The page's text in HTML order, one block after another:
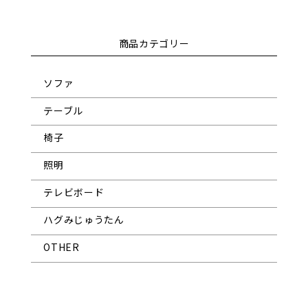
商品カテゴリー
ソファ
テーブル
椅子
照明
テレビボード
ハグみじゅうたん
OTHER